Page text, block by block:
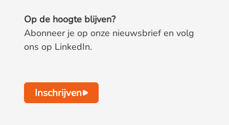
Op de hoogte blijven?
Abonneer je op onze nieuwsbrief en volg
ons op LinkedIn.
Inschrijven